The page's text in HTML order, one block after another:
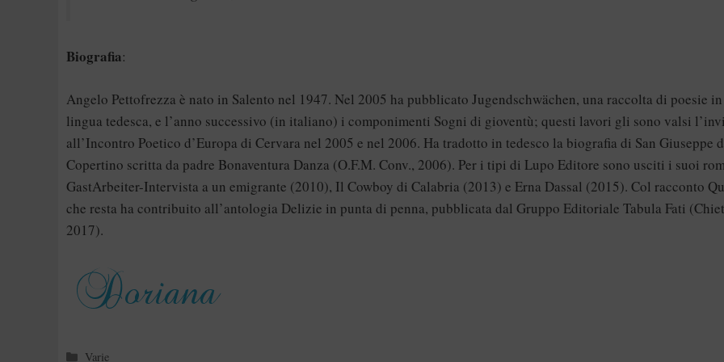
Biografia:
Angelo Pettofrezza è nato in Salento nel 1947. Nel 2005 ha pubblicato Jugendschwächen, una raccolta di poesie in
lingua tedesca, e l’anno successivo (in italiano) i componimenti Sogni di gioventù; questi lavori gli sono valsi
all’Incontro Poetico d’Europa di Cervara nel 2005 e nel 2006. Ha tradotto in tedesco la biografia di San Giuseppe
Copertino scritta da padre Bonaventura Danza (O.F.M. Conv., 2006). Per i tipi di Lupo Editore sono usciti i suoi
GastArbeiter-Intervista a un emigrante (2010), Il Cowboy di Calabria (2013) e Erna Dassal (2015). Col racconto
che resta ha contribuito all’antologia Delizie in punta di penna, pubblicata dal Gruppo Editoriale Tabula Fati
2017).
Categorie
Varie